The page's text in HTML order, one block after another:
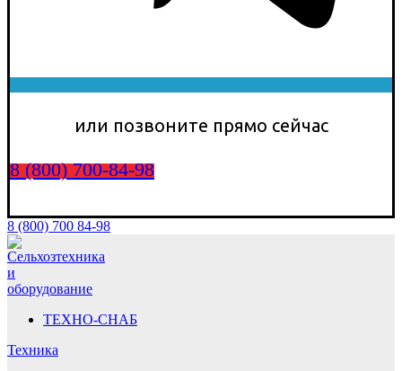
или позвоните прямо сейчас
8 (800) 700-84-98
8 (800) 700 84-98
ТЕХНО-СНАБ
Техника